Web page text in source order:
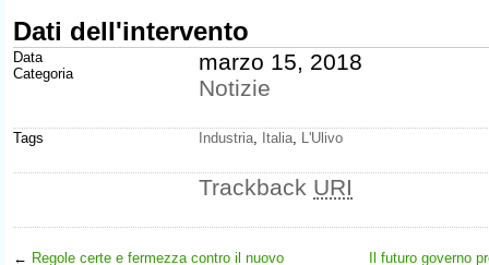
Dati dell'intervento
Data
Categoria
marzo 15, 2018
Notizie
Tags Industria Italia L'Ulivo
Trackback URI
← Regole certe e fermezza contro il nuovo Il futuro governo